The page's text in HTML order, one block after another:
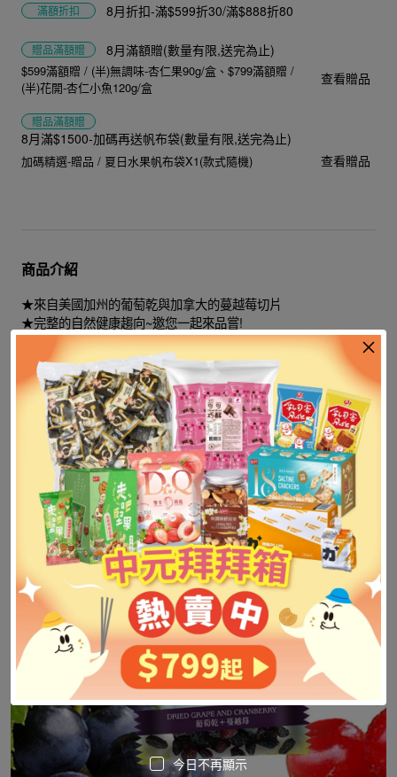
滿額折扣 8月折扣-滿$599折30/滿$888折80
贈品滿額贈 8月滿額贈(數量有限,送完為止)
$599滿額贈 / (半)無調味-杏仁果90g/盒
$799滿額贈 /
(半)花開-杏仁小魚120g/盒
查看贈品
贈品滿額贈
8月滿$1500-加碼再送帆布袋(數量有限,送完為止)
加碼精選-贈品 / 夏日水果帆布袋X1(款式隨機) 查看贈品
商品介紹
★來自美國加州的葡萄乾與加拿大的蔓越莓切片
★完整的自然健康趨向~邀您一起來品嘗!
★來自美國加州的葡萄乾與加拿大的蔓越莓組合~酸甜剛剛好!
★單吃或加在早餐麥片都很對味唷!
★內分小包裝所以攜帶保存都超方便的!
★內約7小包入(大約參考值，請以商品總重量為主!)
今日不再顯示